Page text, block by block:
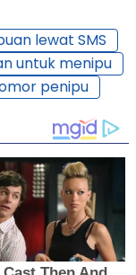
lewat SMS
untuk menipu
penipu